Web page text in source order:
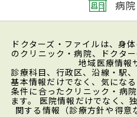
病院
ドクターズ・ファイルは、身
のクリニック・病院、ドクタ
地域医療情報
診療科目、行政区、沿線・駅
基本情報だけでなく、気にな
条件に合ったクリニック・病
ます。 医院情報だけでなく、
関する情報（診療方針や得意